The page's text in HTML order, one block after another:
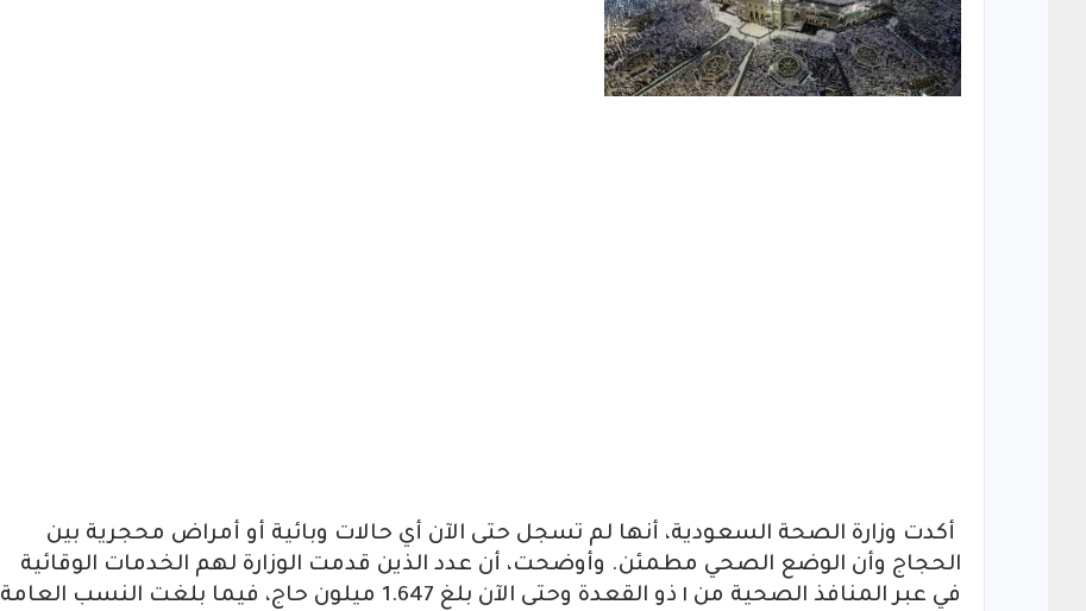
أكدت وزارة الصحة السعودية، أنها لم تسجل حتى الآن أي حالات وبائية أو أمراض محجرية بين
الحجاج وأن الوضع الصحي مطمئن. وأوضحت، أن عدد الذين قدمت الوزارة لهم الخدمات الوقائية
في عبر المنافذ الصحية من ١ ذو القعدة وحتى الآن بلغ 1.647 ميلون حاج، فيما بلغت النسب العامة